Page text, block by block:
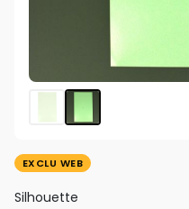
EXCLU WEB
Silhouette